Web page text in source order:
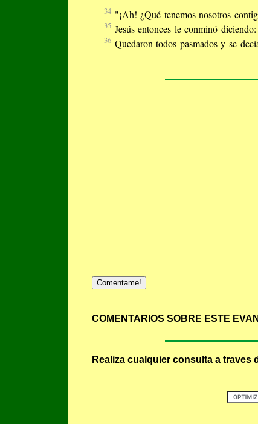
34 "¡Ah! ¿Qué tenemos nosotros
35 Jesús entonces le conminó
36 Quedaron todos pasmados y se
Comentame!
COMENTARIOS SOBRE ESTE
Realiza cualquier consulta a traves